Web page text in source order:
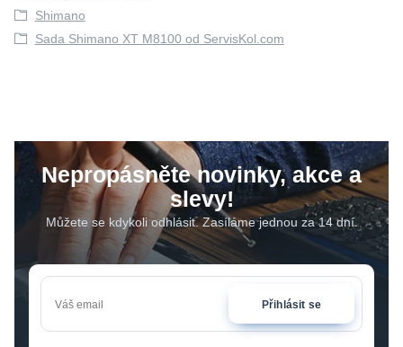
Shimano
Sada Shimano XT M8100 od ServisKol.com
Nepropásněte novinky, akce a
slevy!
Můžete se kdykoli odhlásit. Zasíláme jednou za 14 dní.
Přihlásit se